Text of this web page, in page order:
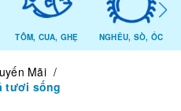
TÔM, CUA, GHẸ NGHÊU, SÒ, ỐC
Mãi /
tươi sống